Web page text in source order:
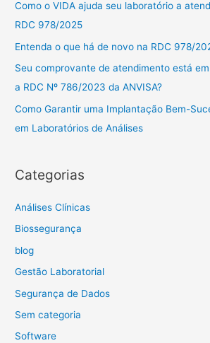
o
r
:
Como o VIDA ajuda seu laboratório a
RDC 978/2025
Entenda o que há de novo na RDC 978/
Seu comprovante de atendimento está
a RDC Nº 786/2023 da ANVISA?
Como Garantir uma Implantação Bem-
em Laboratórios de Análises
Categorias
Análises Clínicas
Biossegurança
blog
Gestão Laboratorial
Segurança de Dados
Sem categoria
Software